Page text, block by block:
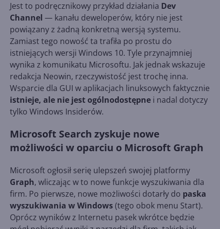
Jest to podręcznikowy przykład działania Dev
Channel — kanału deweloperów, który nie jest
powiązany z żadną konkretną wersją systemu.
Zamiast tego nowość ta trafiła po prostu do
istniejących wersji Windows 10. Tyle przynajmniej
wynika z komunikatu Microsoftu. Jak jednak wskazuje
redakcja Neowin, rzeczywistość jest trochę inna.
Wsparcie dla GUI w aplikacjach linuksowych faktycznie
istnieje, ale nie jest ogólnodostępne i nadal dotyczy
tylko Windows Insiderów.
Microsoft Search zyskuje nowe
możliwości w oparciu o Microsoft Graph
Microsoft ogłosił serię ulepszeń swojej platformy
Graph, wliczając w to nowe funkcje wyszukiwania dla
firm. Po pierwsze, nowe możliwości dotarły do paska
wyszukiwania w Windows(tego obok menu Start).
Oprócz wyników z Internetu pasek wkrótce będzie